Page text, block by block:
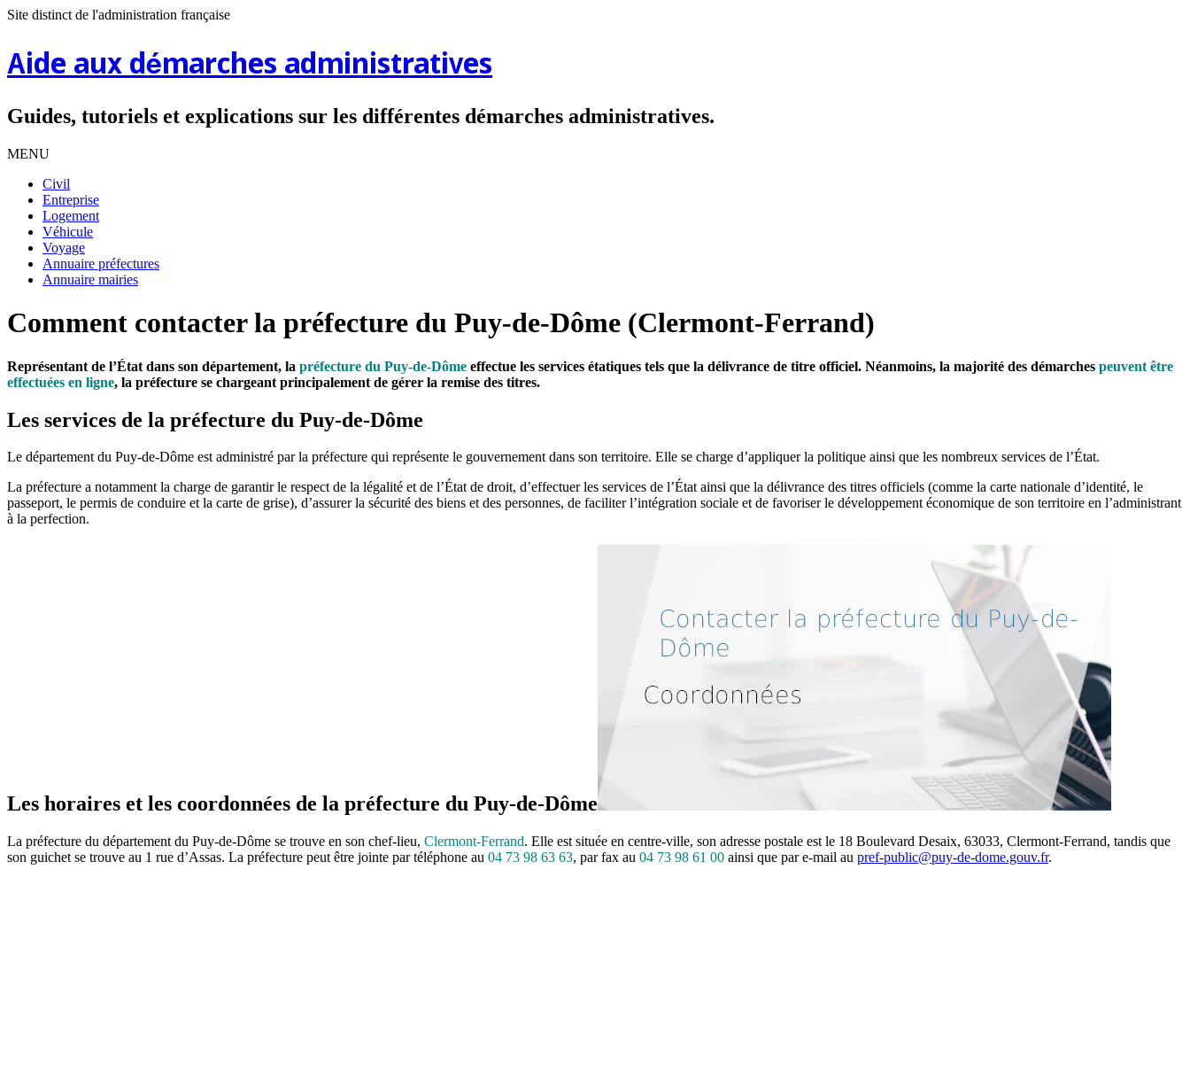
Site distinct de l'administration française
Aide aux démarches administratives
Guides, tutoriels et explications sur les différentes démarches administratives.
MENU
Civil
Entreprise
Logement
Véhicule
Voyage
Annuaire préfectures
Annuaire mairies
Comment contacter la préfecture du Puy-de-Dôme (Clermont-Ferrand)
Représentant de l’État dans son département, la préfecture du Puy-de-Dôme effectue les services étatiques tels que la délivrance de titre officiel. Néanmoins, la majorité des démarches peuvent être
effectuées en ligne, la préfecture se chargeant principalement de gérer la remise des titres.
Les services de la préfecture du Puy-de-Dôme
Le département du Puy-de-Dôme est administré par la préfecture qui représente le gouvernement dans son territoire. Elle se charge d’appliquer la politique ainsi que les nombreux services de l’État.
La préfecture a notamment la charge de garantir le respect de la légalité et de l’État de droit, d’effectuer les services de l’État ainsi que la délivrance des titres officiels (comme la carte nationale d’identité, le
passeport, le permis de conduire et la carte de grise), d’assurer la sécurité des biens et des personnes, de faciliter l’intégration sociale et de favoriser le développement économique de son territoire en l’administrant
à la perfection.
Les horaires et les coordonnées de la préfecture du Puy-de-Dôme
La préfecture du département du Puy-de-Dôme se trouve en son chef-lieu, Clermont-Ferrand. Elle est située en centre-ville, son adresse postale est le 18 Boulevard Desaix, 63033, Clermont-Ferrand, tandis que
son guichet se trouve au 1 rue d’Assas. La préfecture peut être jointe par téléphone au 04 73 98 63 63, par fax au 04 73 98 61 00 ainsi que par e-mail au pref-public@puy-de-dome.gouv.fr.